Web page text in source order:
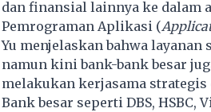
dan finansial lainnya ke dalam
Pemrograman Aplikasi (
Yu menjelaskan bahwa
namun kini bank-bank besar
melakukan kerjasama strategis
Bank besar seperti DBS,